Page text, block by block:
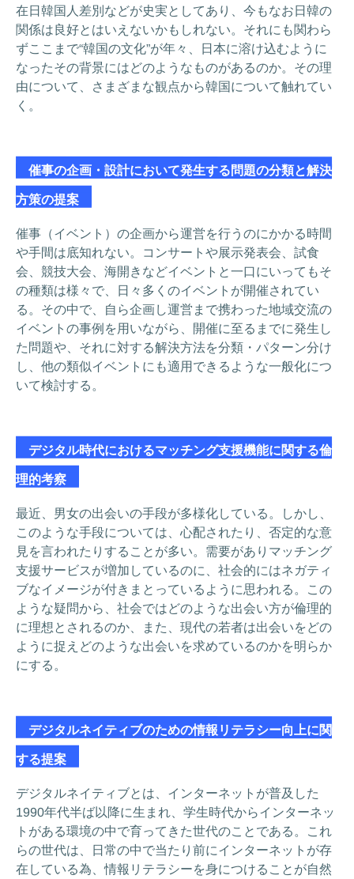
在日韓国人差別などが史実としてあり、今もなお日韓の
関係は良好とはいえないかもしれない。それにも関わら
ずここまで“韓国の文化”が年々、日本に溶け込むように
なったその背景にはどのようなものがあるのか。その理
由について、さまざまな観点から韓国について触れてい
く。
催事の企画・設計において発生する問題の分類と解決
方策の提案
催事（イベント）の企画から運営を行うのにかかる時間
や手間は底知れない。コンサートや展示発表会、試食
会、競技大会、海開きなどイベントと一口にいってもそ
の種類は様々で、日々多くのイベントが開催されてい
る。その中で、自ら企画し運営まで携わった地域交流の
イベントの事例を用いながら、開催に至るまでに発生し
た問題や、それに対する解決方法を分類・パターン分け
し、他の類似イベントにも適用できるような一般化につ
いて検討する。
デジタル時代におけるマッチング支援機能に関する倫
理的考察
最近、男女の出会いの手段が多様化している。しかし、
このような手段については、心配されたり、否定的な意
見を言われたりすることが多い。需要がありマッチング
支援サービスが増加しているのに、社会的にはネガティ
ブなイメージが付きまとっているように思われる。この
ような疑問から、社会ではどのような出会い方が倫理的
に理想とされるのか、また、現代の若者は出会いをどの
ように捉えどのような出会いを求めているのかを明らか
にする。
デジタルネイティブのための情報リテラシー向上に関
する提案
デジタルネイティブとは、インターネットが普及した
1990年代半ば以降に生まれ、学生時代からインターネッ
トがある環境の中で育ってきた世代のことである。これ
らの世代は、日常の中で当たり前にインターネットが存
在している為、情報リテラシーを身につけることが自然